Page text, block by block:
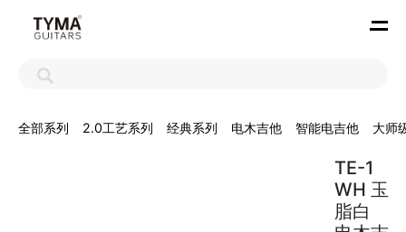
全部系列 2.0工艺系列 经典系列 电木吉他 智能电吉他 大师
TE-1
WH 玉
脂白